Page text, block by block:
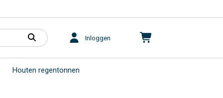
Inloggen
Houten regentonnen